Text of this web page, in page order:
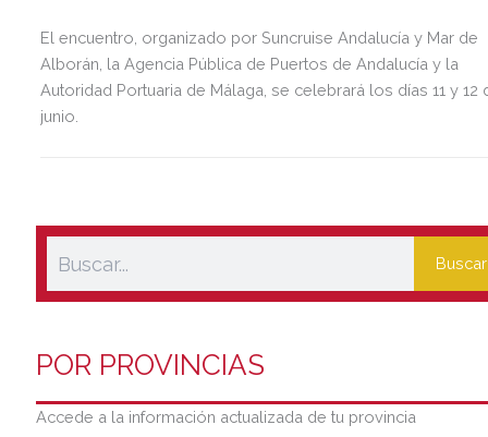
El encuentro, organizado por Suncruise Andalucía y Mar de
Alborán, la Agencia Pública de Puertos de Andalucía y la
Autoridad Portuaria de Málaga, se celebrará los días 11 y 12
junio.
Buscar
POR PROVINCIAS
Accede a la información actualizada de tu provincia